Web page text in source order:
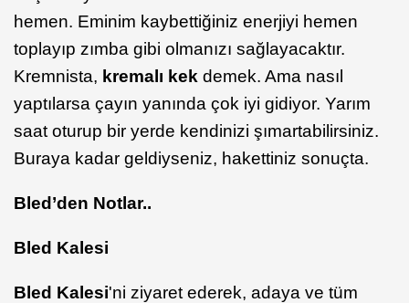
hemen. Eminim kaybettiğiniz enerjiyi hemen
toplayıp zımba gibi olmanızı sağlayacaktır.
Kremnista, kremalı kek demek. Ama nasıl
yaptılarsa çayın yanında çok iyi gidiyor. Yarım
saat oturup bir yerde kendinizi şımartabilirsiniz.
Buraya kadar geldiyseniz, hakettiniz sonuçta.
Bled’den Notlar..
Bled Kalesi
Bled Kalesi'ni ziyaret ederek, adaya ve tüm